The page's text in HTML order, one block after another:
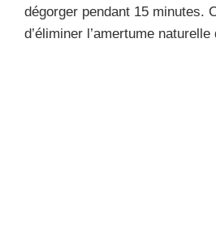
dégorger pendant 15 minutes.
d’éliminer l’amertume naturelle